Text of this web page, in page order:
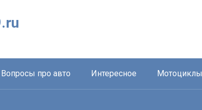
Вопросы про авто Интересное Мотоциклы